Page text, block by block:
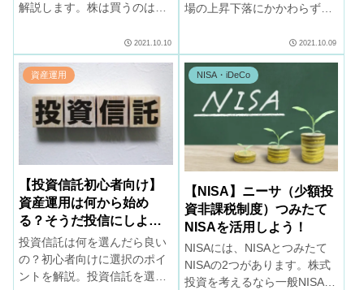
解説します。株は買うのは簡
ングが難しいです。最初によ
く考えてから買い注文を出し
ましょう。
2021.10.10
場の上昇下落にかかわらず少
期積み立て（米国株、世界株
式）であれば資産が増える可
能性は高いです。
2021.10.09
資産運用
【投資信託初心者向け】
資産運用は何から始め
る？そうだ投信にしよ
う！
投資信託は何を選んだら良い
の？初心者向けに選択のポイ
ントを解説。投資信託を選ぶ
NISA・iDeCo
【NISA】ニーサ（少額投
資非課税制度）つみたて
NISAを活用しよう！
NISAには、NISAとつみたて
NISAの2つがあります。株式
投資を考えるなら一般NISA、